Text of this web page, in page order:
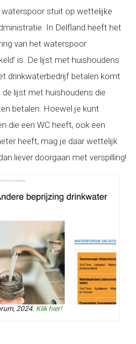
waterspoor stuit op wettelijke
In Delfland heeft het
van het waterspoor
is. De lijst met huishoudens
drinkwaterbedrijf betalen komt
lijst met huishoudens die
betalen. Hoewel je kunt
die een WC heeft, ook een
heeft, mag je daar wettelijk
liever doorgaan met verspilling!
2024. Klik hier!